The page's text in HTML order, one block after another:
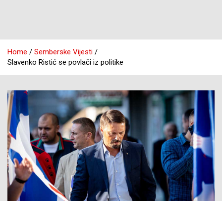
Home
Semberske Vijesti
Slavenko Ristić se povlači iz politike